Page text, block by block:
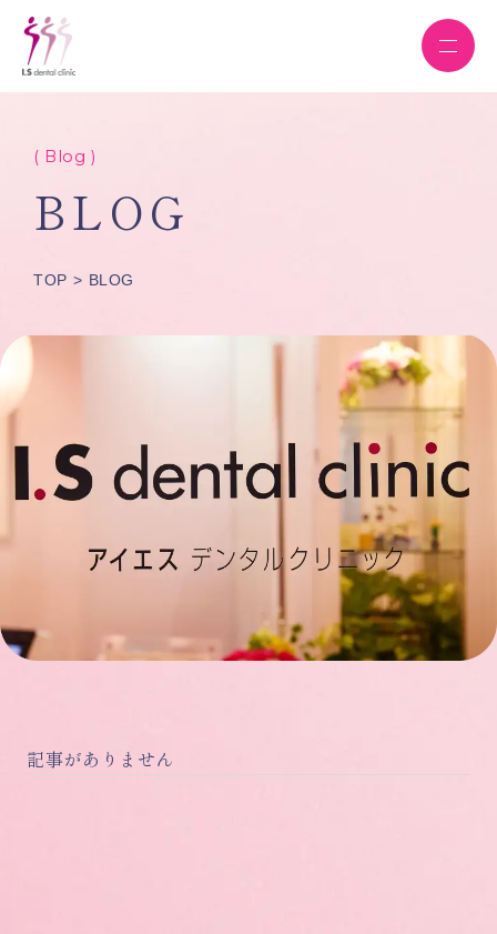
( Blog )
BLOG
TOP BLOG
記事がありません